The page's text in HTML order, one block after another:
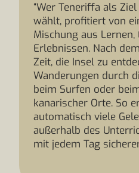
“Wer Teneriffa als
wählt, profitiert von
Mischung aus
Erlebnissen. Nach
Zeit, die Insel zu
Wanderungen durch
beim Surfen oder
kanarischer Orte. So
automatisch viele
außerhalb des
mit jedem Tag